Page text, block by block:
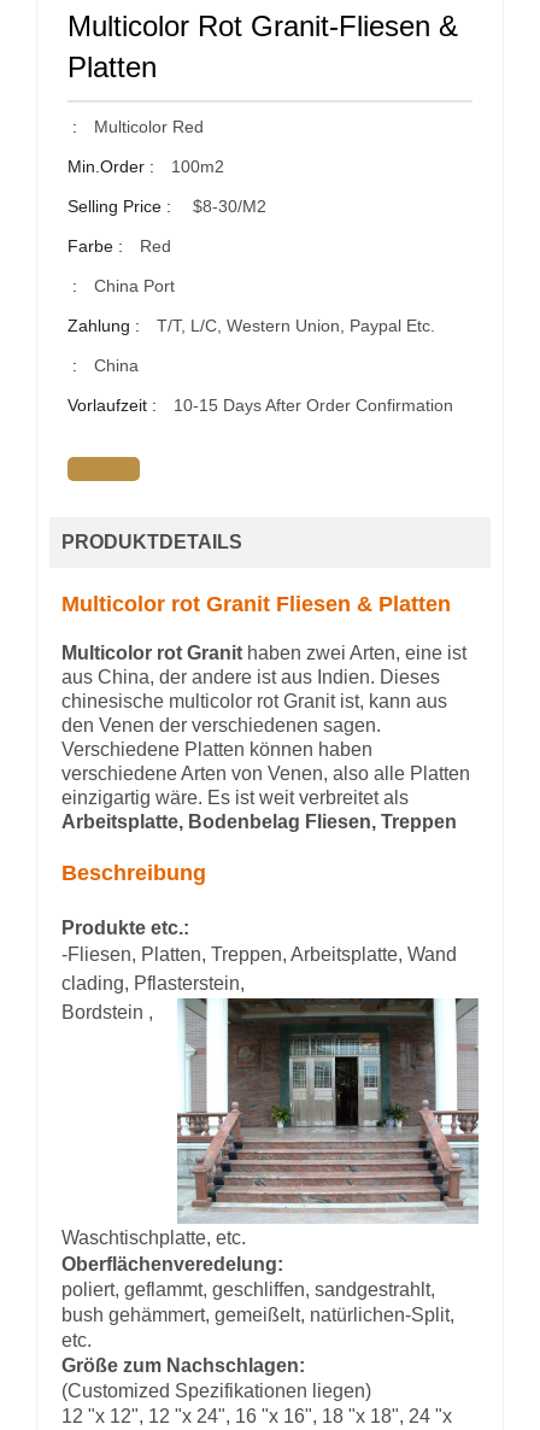
Multicolor Rot Granit-Fliesen &
Platten
: Multicolor Red
Min.Order : 100m2
Selling Price : $8-30/m2
Farbe : Red
: China Port
Zahlung : T/T, L/C, Western Union, Paypal Etc.
: China
Vorlaufzeit : 10-15 Days After Order Confirmation
PRODUKTDETAILS
Multicolor rot Granit Fliesen & Platten
Multicolor rot Granit haben zwei Arten, eine ist
aus China, der andere ist aus Indien. Dieses
chinesische multicolor rot Granit ist, kann aus
den Venen der verschiedenen sagen.
Verschiedene Platten können haben
verschiedene Arten von Venen, also alle Platten
einzigartig wäre. Es ist weit verbreitet als
Arbeitsplatte, Bodenbelag Fliesen, Treppen
Beschreibung
Produkte etc.:
-Fliesen, Platten, Treppen, Arbeitsplatte, Wand
clading, Pflasterstein,
Bordstein ,
Waschtischplatte, etc.
Oberflächenveredelung:
poliert, geflammt, geschliffen, sandgestrahlt,
bush gehämmert, gemeißelt, natürlichen-Split,
etc.
Größe zum Nachschlagen:
(Customized Spezifikationen liegen)
12 "x 12", 12 "x 24", 16 "x 16", 18 "x 18", 24 "x